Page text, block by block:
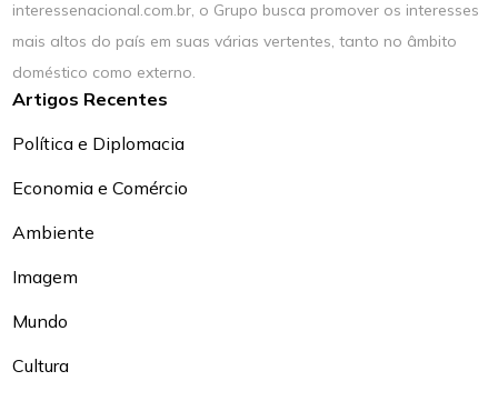
interessenacional.com.br, o Grupo busca promover os interesses
mais altos do país em suas várias vertentes, tanto no âmbito
doméstico como externo.
Artigos Recentes
Política e Diplomacia
Economia e Comércio
Ambiente
Imagem
Mundo
Cultura